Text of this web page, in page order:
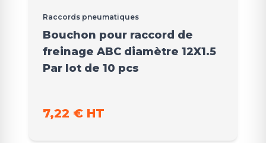
Raccords pneumatiques
Bouchon pour raccord de
freinage ABC diamètre 12X1.5
Par lot de 10 pcs
7,22 € HT